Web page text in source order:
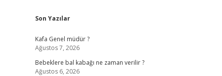
Sidebar
Son Yazılar
Kafa Genel müdür ?
Ağustos 7, 2026
Bebeklere bal kabağı ne zaman verilir ?
Ağustos 6, 2026